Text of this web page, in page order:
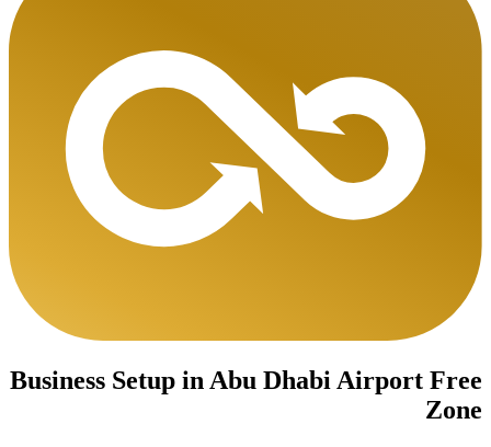
Business Setup in Abu Dhabi Airport Free
Zone